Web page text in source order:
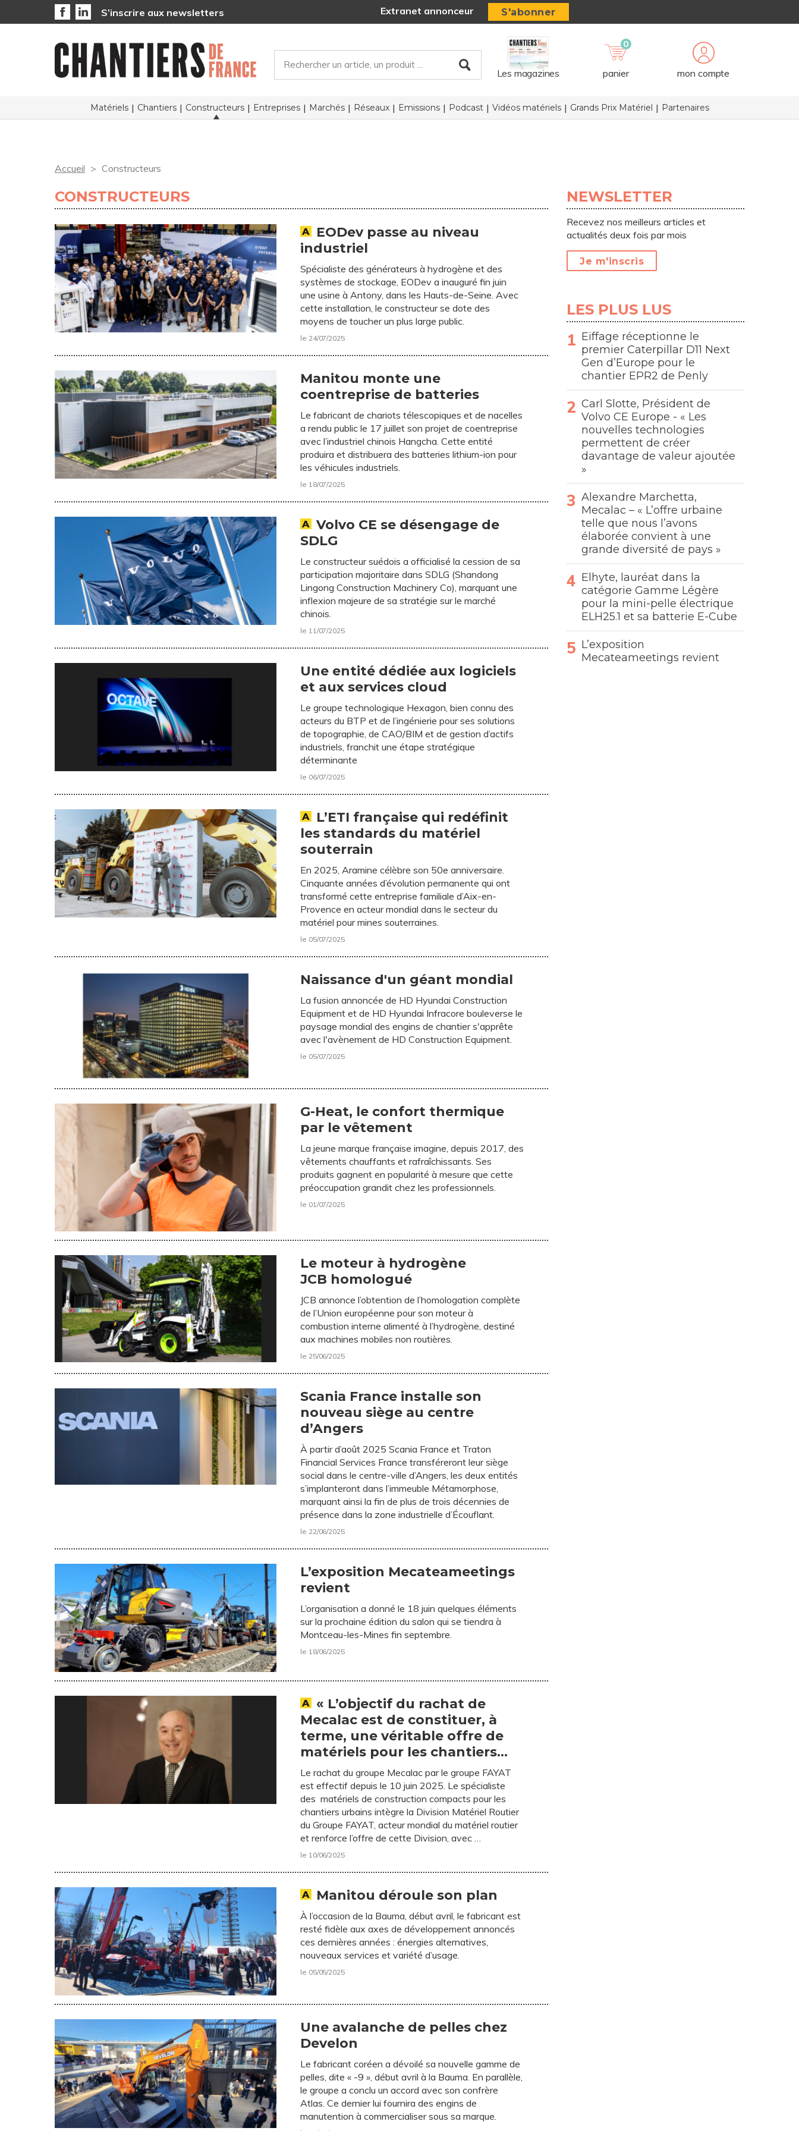
S’inscrire aux newsletters Extranet annonceur S'abonner
Les magazines
0
panier mon compte
Matériels Chantiers Constructeurs Entreprises Marchés Réseaux Emissions Podcast Vidéos matériels Grands Prix Matériel Partenaires
Accueil Constructeurs
CONSTRUCTEURS
EODev passe au niveau
industriel
Spécialiste des générateurs à hydrogène et des
systèmes de stockage, EODev a inauguré fin juin
une usine à Antony, dans les Hauts-de-Seine. Avec
cette installation, le constructeur se dote des
moyens de toucher un plus large public.
le 24/07/2025
Manitou monte une
coentreprise de batteries
Le fabricant de chariots télescopiques et de nacelles
a rendu public le 17 juillet son projet de coentreprise
avec l’industriel chinois Hangcha. Cette entité
produira et distribuera des batteries lithium-ion pour
les véhicules industriels.
le 18/07/2025
Volvo CE se désengage de
SDLG
Le constructeur suédois a officialisé la cession de sa
participation majoritaire dans SDLG (Shandong
Lingong Construction Machinery Co), marquant une
inflexion majeure de sa stratégie sur le marché
chinois.
le 11/07/2025
Une entité dédiée aux logiciels
et aux services cloud
Le groupe technologique Hexagon, bien connu des
acteurs du BTP et de l’ingénierie pour ses solutions
de topographie, de CAO/BIM et de gestion d’actifs
industriels, franchit une étape stratégique
déterminante
le 06/07/2025
L’ETI française qui redéfinit
les standards du matériel
souterrain
En 2025, Aramine célèbre son 50e anniversaire.
Cinquante années d’évolution permanente qui ont
transformé cette entreprise familiale d’Aix-en-
Provence en acteur mondial dans le secteur du
matériel pour mines souterraines.
le 05/07/2025
Naissance d'un géant mondial
La fusion annoncée de HD Hyundai Construction
Equipment et de HD Hyundai Infracore bouleverse le
paysage mondial des engins de chantier s'apprête
avec l'avènement de HD Construction Equipment.
le 05/07/2025
G-Heat, le confort thermique
par le vêtement
La jeune marque française imagine, depuis 2017, des
vêtements chauffants et rafraîchissants. Ses
produits gagnent en popularité à mesure que cette
préoccupation grandit chez les professionnels.
le 01/07/2025
Le moteur à hydrogène
JCB homologué
JCB annonce l’obtention de l’homologation complète
de l’Union européenne pour son moteur à
combustion interne alimenté à l’hydrogène, destiné
aux machines mobiles non routières.
le 25/06/2025
Scania France installe son
nouveau siège au centre
d’Angers
À partir d’août 2025 Scania France et Traton
Financial Services France transféreront leur siège
social dans le centre-ville d’Angers, les deux entités
s’implanteront dans l’immeuble Métamorphose,
marquant ainsi la fin de plus de trois décennies de
présence dans la zone industrielle d’Écouflant.
le 22/06/2025
L’exposition Mecateameetings
revient
L’organisation a donné le 18 juin quelques éléments
sur la prochaine édition du salon qui se tiendra à
Montceau-les-Mines fin septembre.
le 18/06/2025
« L’objectif du rachat de
Mecalac est de constituer, à
terme, une véritable offre de
matériels pour les chantiers
urbains. », une interview de
Jean-Claude Fayat, président
du groupe FAYAT.
Le rachat du groupe Mecalac par le groupe FAYAT
est effectif depuis le 10 juin 2025. Le spécialiste
des matériels de construction compacts pour les
chantiers urbains intègre la Division Matériel Routier
du Groupe FAYAT, acteur mondial du matériel routier
et renforce l’offre de cette Division, avec …
le 10/06/2025
Manitou déroule son plan
À l’occasion de la Bauma, début avril, le fabricant est
resté fidèle aux axes de développement annoncés
ces dernières années : énergies alternatives,
nouveaux services et variété d’usage.
le 05/05/2025
Une avalanche de pelles chez
Develon
Le fabricant coréen a dévoilé sa nouvelle gamme de
pelles, dite « -9 », début avril à la Bauma. En parallèle,
le groupe a conclu un accord avec son confrère
Atlas. Ce dernier lui fournira des engins de
manutention à commercialiser sous sa marque.
NEWSLETTER
Recevez nos meilleurs articles et
actualités deux fois par mois
Je m'inscris
LES PLUS LUS
Eiffage réceptionne le
premier Caterpillar D11 Next
Gen d’Europe pour le
chantier EPR2 de Penly
Carl Slotte, Président de
Volvo CE Europe - « Les
nouvelles technologies
permettent de créer
davantage de valeur ajoutée
»
Alexandre Marchetta,
Mecalac – « L’offre urbaine
telle que nous l’avons
élaborée convient à une
grande diversité de pays »
Elhyte, lauréat dans la
catégorie Gamme Légère
pour la mini-pelle électrique
ELH25.1 et sa batterie E-Cube
L’exposition
Mecateameetings revient